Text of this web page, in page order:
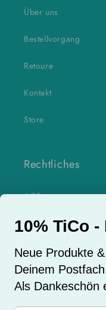
Über uns
Bestellvorgang
Retoure
Kontakt
Store
Rechtliches
AGB
Datenschutzerklärung
Impressum
Widerrufsrecht
Widerrufsformular